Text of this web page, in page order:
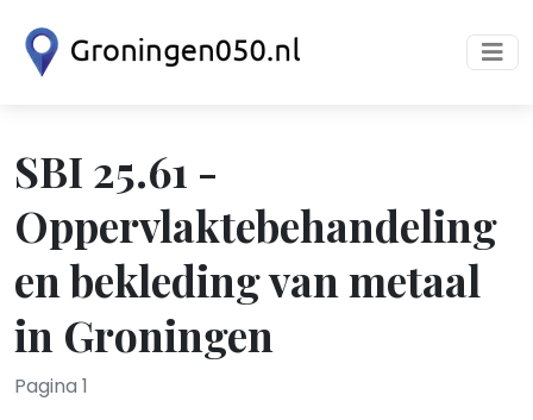
SBI 25.61 -
Oppervlaktebehandeling
en bekleding van metaal
in Groningen
Pagina 1